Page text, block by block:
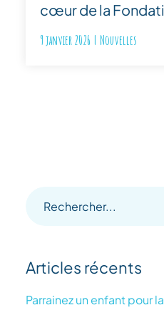
cœur de la
9 janvier 2026 | Nouvelles
Recherche
site
:
Articles récents
Parrainez un enfant pour